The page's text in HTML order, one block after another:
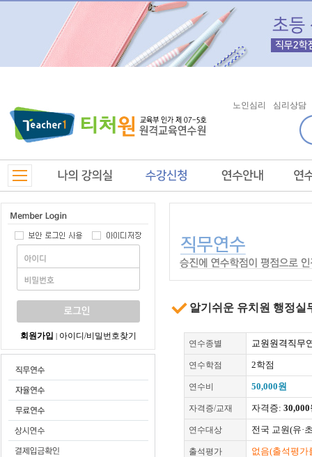
노인심리 심리상담
회원가입 아이디/비밀번호찾기
알기쉬운 유치원 행정실
연수종별 교원원격직무
연수학점 2학점
연수비 50,000원
자격증/교재 자격증: 30,000
연수대상 전국 교원(유·
출석평가 없음(출석평가